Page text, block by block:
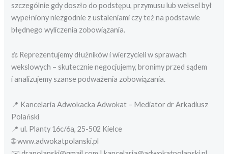
szczególnie gdy doszło do podstępu, przymusu lub weksel był
wypełniony niezgodnie z ustaleniami czy też na podstawie
błędnego wyliczenia zobowiązania.
⚖️ Reprezentujemy dłużników i wierzycieli w sprawach
wekslowych – skutecznie negocjujemy, bronimy przed sądem
i analizujemy szanse podważenia zobowiązania.
📍 Kancelaria Adwokacka Adwokat – Mediator dr Arkadiusz
Polański
📍 ul. Planty 16c/6a, 25-502 Kielce
🌐 www.adwokatpolanski.pl